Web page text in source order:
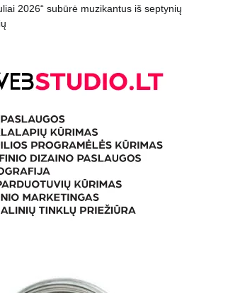
2026“ subūrė muzikantus iš septynių